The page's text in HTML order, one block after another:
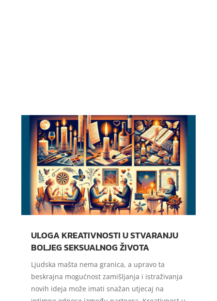
ULOGA KREATIVNOSTI U STVARANJU
BOLJEG SEKSUALNOG ŽIVOTA
Ljudska mašta nema granica, a upravo ta
beskrajna mogućnost zamišljanja i istraživanja
novih ideja može imati snažan utjecaj na